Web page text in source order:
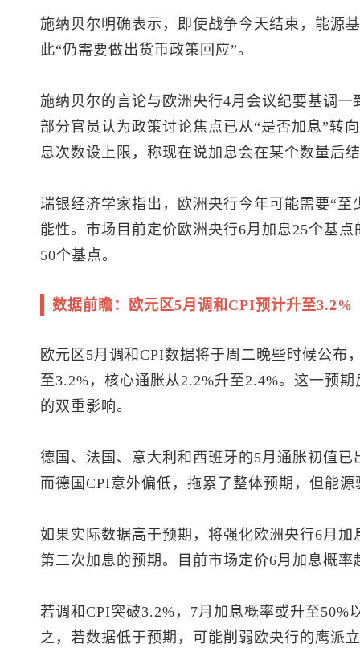
施纳贝尔明确表示，即使战争今天结束，能源
此“仍需要做出货币政策回应”。
施纳贝尔的言论与欧洲央行4月会议纪要基调
部分官员认为政策讨论焦点已从“是否加息”转
息次数设上限，称现在说加息会在某个数量后
瑞银经济学家指出，欧洲央行今年可能需要“
能性。市场目前定价欧洲央行6月加息25个基
50个基点。
数据前瞻：欧元区5月调和CPI预计升至3.2%
欧元区5月调和CPI数据将于周二晚些时候公布
至3.2%，核心通胀从2.2%升至2.4%。这一预
的双重影响。
德国、法国、意大利和西班牙的5月通胀初值
而德国CPI意外偏低，拖累了整体预期，但能
如果实际数据高于预期，将强化欧洲央行6月
第二次加息的预期。目前市场定价6月加息概
若调和CPI突破3.2%，7月加息概率或升至50%
之，若数据低于预期，可能削弱欧央行的鹰派